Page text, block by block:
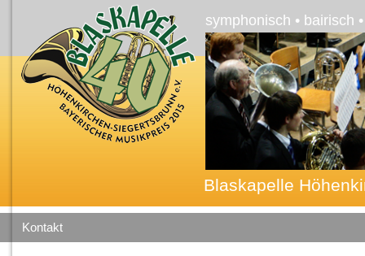
symphonisch • bairisch
Blaskapelle
Kontakt